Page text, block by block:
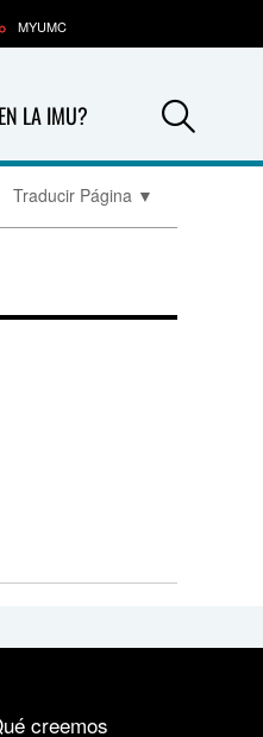
LA IMU?
MYUMC
Traducir Página ▼
creemos